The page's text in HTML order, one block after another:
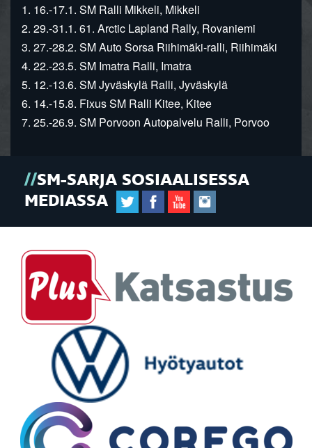
1. 16.-17.1. SM Ralli Mikkeli, Mikkeli
2. 29.-31.1. 61. Arctic Lapland Rally, Rovaniemi
3. 27.-28.2. SM Auto Sorsa Riihimäki-ralli, Riihimäki
4. 22.-23.5. SM Imatra Ralli, Imatra
5. 12.-13.6. SM Jyväskylä Ralli, Jyväskylä
6. 14.-15.8. Fixus SM Ralli Kitee, Kitee
7. 25.-26.9. SM Porvoon Autopalvelu Ralli, Porvoo
SM-SARJA SOSIAALISESSA
MEDIASSA